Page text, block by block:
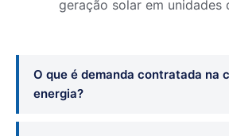
geração solar em unidades
O que é demanda contratada na
energia?